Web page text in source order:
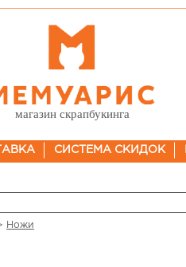
магазин скрапбукинга
СИСТЕМА СКИДОК
Ножи